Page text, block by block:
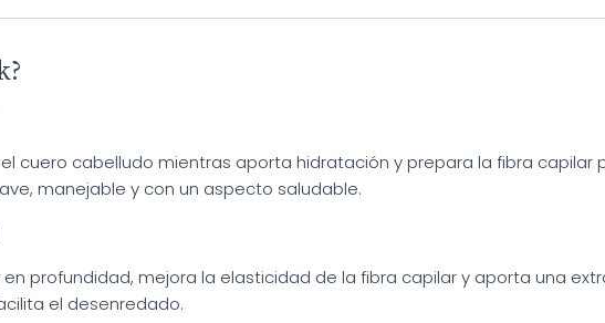
cuero cabelludo mientras aporta hidratación y prepara la fibra
manejable y con un aspecto saludable.
profundidad, mejora la elasticidad de la fibra capilar y aporta una
el desenredado.